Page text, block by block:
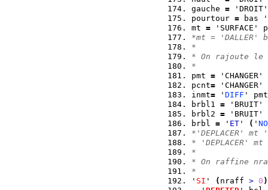
gauche =
pourtour = bas '
mt =
*mt = 'DALLER'
*
* On rajoute le
*
pmt =
pcnt=
inmt= ' DIFF '
brbl1 = 'BRUIT'
brbl2 = 'BRUIT'
brbl = ' ET ' ( '
*'DEPLACER'
* 'DEPLACER'
*
* On raffine
*
' SI ' ( nraff > 0 )